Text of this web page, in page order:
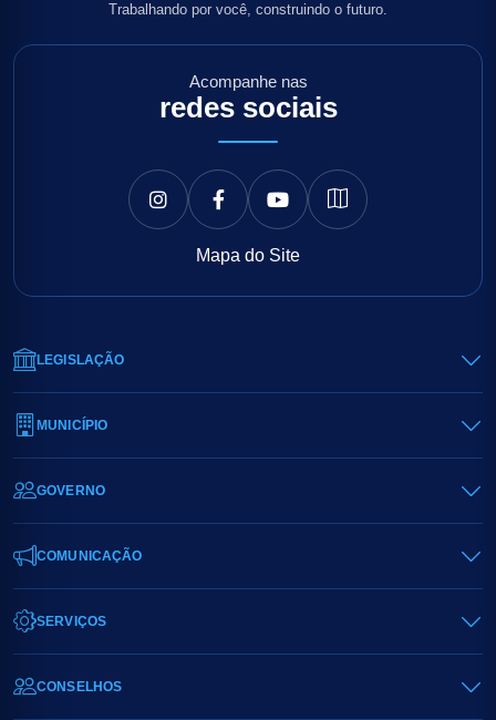
Trabalhando por você, construindo o futuro.
Acompanhe nas
redes sociais
Mapa do Site
LEGISLAÇÃO
MUNICÍPIO
GOVERNO
COMUNICAÇÃO
SERVIÇOS
CONSELHOS